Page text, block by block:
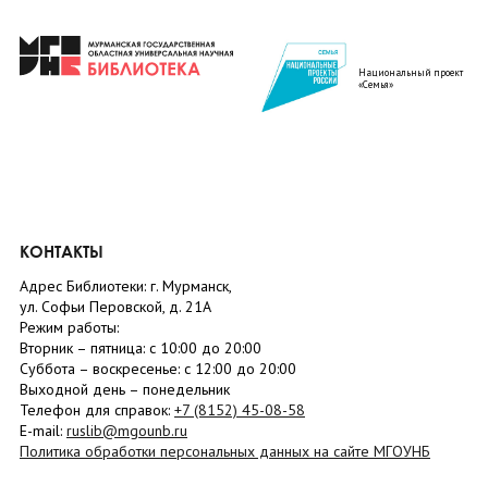
Национальный проект
«Семья»
КОНТАКТЫ
Адрес Библиотеки: г. Мурманск,
ул. Софьи Перовской, д. 21А
Режим работы:
Вторник – пятница: с 10:00 до 20:00
Суббота – воскресенье: c 12:00 до 20:00
Выходной день – понедельник
Телефон для справок: +7 (8152) 45-08-58
E-mail: ruslib@mgounb.ru
Политика обработки персональных данных на сайте МГОУНБ